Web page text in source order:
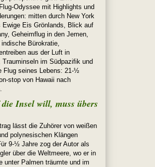
Odyssee mit Highlights und
mitten durch New York
Ewige Eis Grönlands, Blick auf
Geheimflug in den Jemen,
indische Bürokratie,
aus der Luft in
Trauminseln im Südpazifik und
Flug seines Lebens: 21-½
stop von Hawaii nach
Insel will, muss übers
lässt die Zuhörer von weißen
polynesischen Klängen
9-½ Jahre zog der Autor als
über die Weltmeere, wo er in
unter Palmen träumte und im